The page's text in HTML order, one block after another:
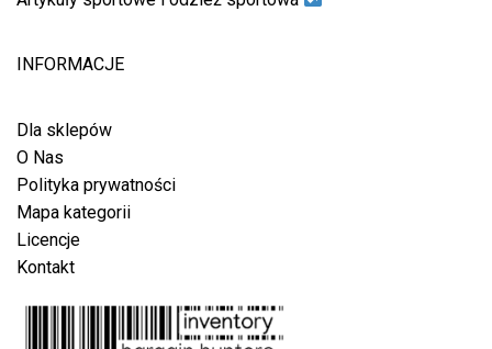
INFORMACJE
Dla sklepów
O Nas
Polityka prywatności
Mapa kategorii
Licencje
Kontakt